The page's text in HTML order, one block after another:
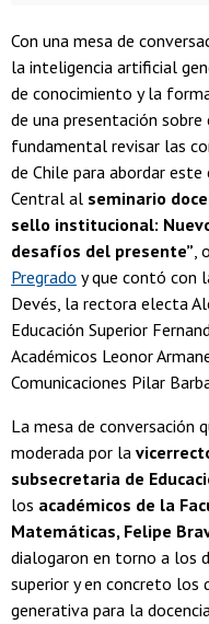
Con una mesa de
la inteligencia artificial
de conocimiento y la
de una presentación
fundamental revisar las
de Chile para abordar este
Central al seminario
sello institucional:
desafíos del presente”,
Pregrado y que contó con
Devés, la rectora electa
Educación Superior
Académicos Leonor
Comunicaciones Pilar
La mesa de conversación
moderada por la
subsecretaria de
los académicos de la
Matemáticas, Felipe
dialogaron en torno a los
superior y en concreto
generativa para la